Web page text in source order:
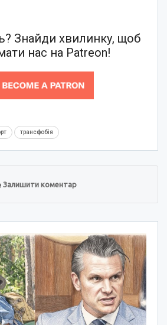
Знайди хвилинку, щоб
нас на Patreon!
трансфобія
Залишити коментар